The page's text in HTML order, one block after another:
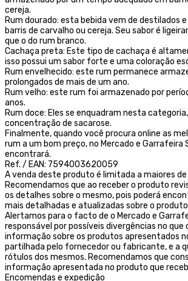
cereja.
Rum dourado: esta bebida vem de destilados
barris de carvalho ou cereja. Seu sabor é
que o do rum branco.
Cachaça preta: Este tipo de cachaça é
isso possui um sabor forte e uma coloração
Rum envelhecido: este rum permanece
prolongados de mais de um ano.
Rum velho: este rum foi armazenado por
anos.
Rum doce: Eles se enquadram nesta
concentração de sacarose.
Finalmente, quando você procura online as
rum a um bom preço, no Mercado e Garrafeira
encontrará.
Ref. / EAN: 7594003620059
A venda deste produto é limitada a maiores de
Recomendamos que ao receber o produto
os detalhes sobre o mesmo, pois poderá
mais detalhadas e atualizadas sobre o
Alertamos para o facto de o Mercado e
responsável por possíveis divergências no que
informação sobre os produtos apresentados
partilhada pelo fornecedor ou fabricante, e a
rótulos dos mesmos. Recomendamos que
informação apresentada no produto que
Encomendas e expedição